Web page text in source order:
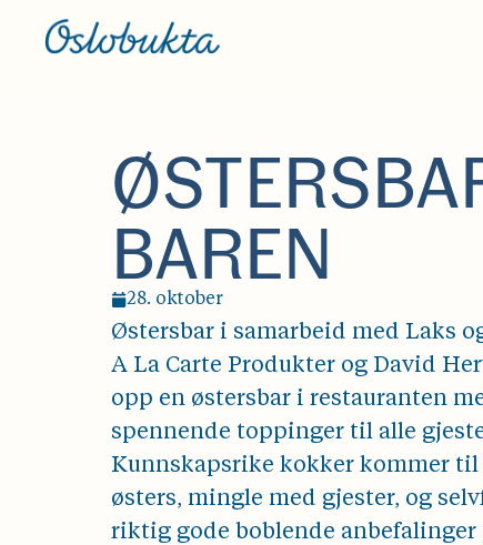
BAREN
28. oktober
Østersbar i samarbeid med Laks
A La Carte Produkter og David
opp en østersbar i restauranten
spennende toppinger til alle
Kunnskapsrike kokker kommer til
østers, mingle med gjester, og
riktig gode boblende anbefalinger